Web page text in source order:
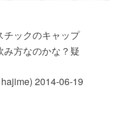
チックのキャップ
方なのかな？疑
2014-06-19